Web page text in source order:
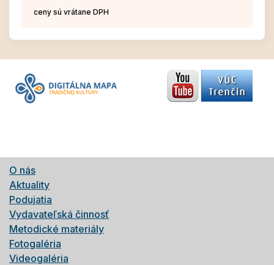
ceny sú vrátane DPH
O nás
Aktuality
Podujatia
Vydavateľská činnosť
Metodické materiály
Fotogaléria
Videogaléria